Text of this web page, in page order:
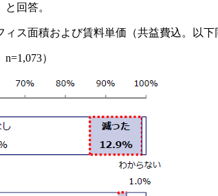
回答。
ス面積および賃料単価（共益費込。以
）